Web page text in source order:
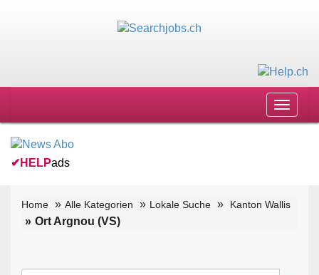
Toggle
✔ HELPads
Home Alle Kategorien Lokale Suche Kanton Wallis
Ort Argnou (VS)